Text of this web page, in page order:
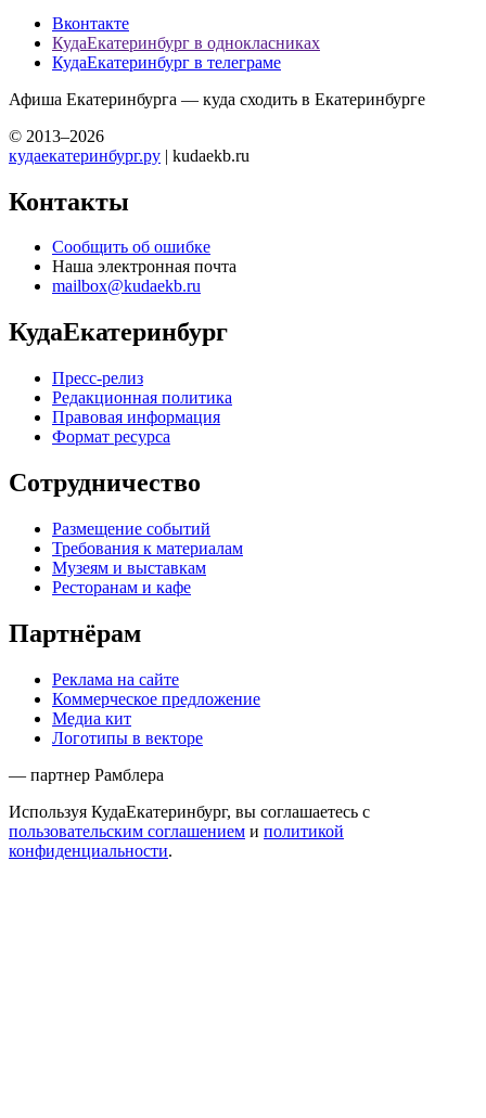
Вконтакте
КудаЕкатеринбург в однокласниках
КудаЕкатеринбург в телеграме
Афиша Екатеринбурга — куда сходить в Екатеринбурге
© 2013–2026
кудаекатеринбург.ру | kudaekb.ru
Контакты
Сообщить об ошибке
Наша электронная почта
mailbox@kudaekb.ru
КудаЕкатеринбург
Пресс-релиз
Редакционная политика
Правовая информация
Формат ресурса
Сотрудничество
Размещение событий
Требования к материалам
Музеям и выставкам
Ресторанам и кафе
Партнёрам
Реклама на сайте
Коммерческое предложение
Медиа кит
Логотипы в векторе
— партнер Рамблера
Используя КудаЕкатеринбург, вы соглашаетесь с
пользовательским соглашением и политикой
конфиденциальности.